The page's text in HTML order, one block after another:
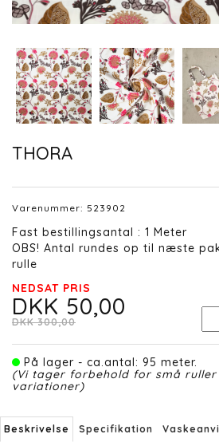
THORA
Varenummer: 523902
Fast bestillingsantal : 1 Meter
OBS! Antal rundes op til næste
rulle
NEDSAT PRIS
DKK 50,00
DKK 300,00
På lager - ca.antal: 95 meter.
(Vi tager forbehold for små
variationer)
Beskrivelse Specifikation